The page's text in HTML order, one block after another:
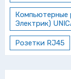
Компьютерные
Электрик)
Розетки RJ45